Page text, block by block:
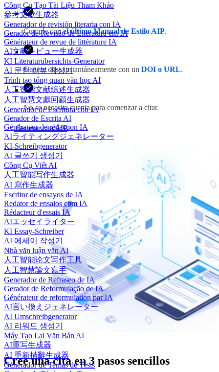
Công Cụ Tạo Tài Liệu Tham Khảo
參考文獻生成器
Generador de revisión literaria con IA
Gerador de Revisão de Literatura em IA
Générateur de revue de littérature IA
AI文献レビュー生成器
KI Literaturübersichts-Generator
AI 문헌 리뷰 작성기
Trình tạo tổng quan văn học AI
人工智能文献综述生成器
人工智慧文獻回顧生成器
Generador de Escritura con IA
Gerador de Escrita AI
Générateur de rédaction IA
AIライティングジェネレーター
KI-Schreibgenerator
AI 글쓰기 생성기
Công Cụ Viết AI
人工智能写作生成器
AI 寫作生成器
Escritor de ensayos de IA
Redator de ensaios com IA
Rédacteur d'essais IA
AIエッセイライター
KI Essay-Schreiber
AI 에세이 작성기
Nhà văn luận văn AI
人工智能论文写作工具
人工智慧論文寫手
Generador de Refraseo de IA
Gerador de Reformulação de IA
Générateur de reformulation par IA
AI言い換えジェネレーター
AI Umschreibgenerator
AI 리워드 생성기
Máy Tạo Lại Văn Bản AI
AI重写生成器
AI 重新措辭生成器
Generador de Temas de Tesis
Cumple conel último Manual de Estilo AIP.
Genere citas instantáneamente con un DOI o URL.
No se necesita cuenta para comenzar a citar.
Generar cita AIP
Cree una cita en 3 pasos sencillos